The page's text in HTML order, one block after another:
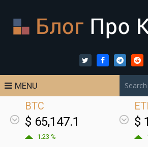
MENU
BTC
$ 65,147.1
1.23 %
$